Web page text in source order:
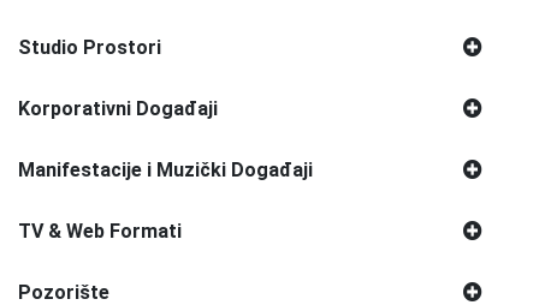
Studio Prostori
Korporativni Događaji
Manifestacije i Muzički Događaji
TV & Web Formati
Pozorište